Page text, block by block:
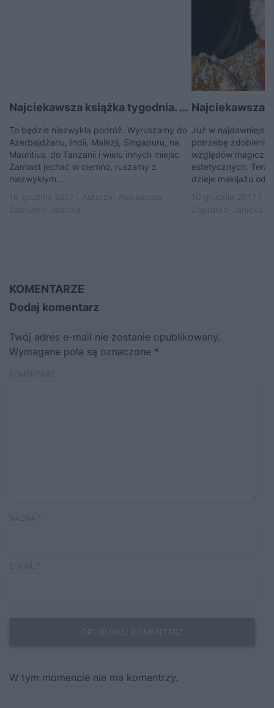
Najciekawsza książka tygodnia. ...
To będzie niezwykła podróż. Wyruszamy do
Azerbejdżanu, Indii, Malezji, Singapuru, na
Mauritius, do Tanzanii i wielu innych miejsc.
Zamiast jechać w ciemno, ruszamy z
niezwykłym...
Najciekawsza
Już w
potrzebę zdobienia
względów
estetycznych.
dzieje makijażu od
KOMENTARZE
Dodaj komentarz
Twój adres e-mail nie zostanie opublikowany.
Wymagane pola są oznaczone *
W tym momencie nie ma komentrzy.